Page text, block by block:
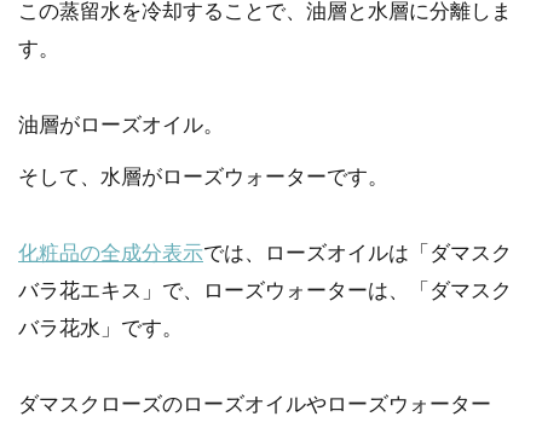
この蒸留水を冷却することで、油層と水層に分離しま
す。
油層がローズオイル。
そして、水層がローズウォーターです。
化粧品の全成分表示では、ローズオイルは「ダマスク
バラ花エキス」で、ローズウォーターは、「ダマスク
バラ花水」です。
ダマスクローズのローズオイルやローズウォーター